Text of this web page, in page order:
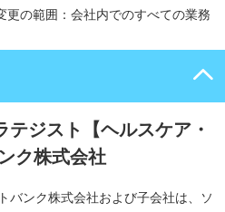
更の範囲：会社内でのすべての業務
ジスト【ヘルスケア・
ク株式会社
バンク株式会社および子会社は、ソ